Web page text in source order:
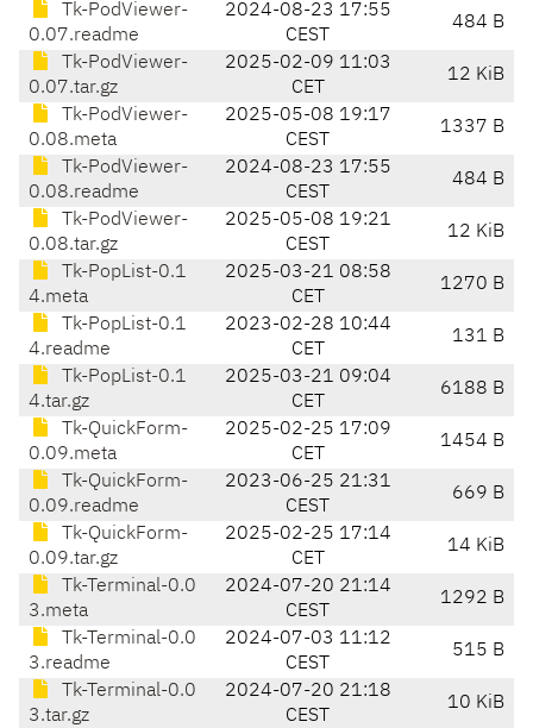
Tk-PodViewer-
0.07.readme
2024-08-23 17:55
CEST
484 B
Tk-PodViewer-
0.07.tar.gz
2025-02-09 11:03
CET
12 KiB
Tk-PodViewer-
0.08.meta
2025-05-08 19:17
CEST
1337 B
Tk-PodViewer-
0.08.readme
2024-08-23 17:55
CEST
484 B
Tk-PodViewer-
0.08.tar.gz
2025-05-08 19:21
CEST
12 KiB
Tk-PopList-0.1
4.meta
2025-03-21 08:58
CET
1270 B
Tk-PopList-0.1
4.readme
2023-02-28 10:44
CET
131 B
Tk-PopList-0.1
4.tar.gz
2025-03-21 09:04
CET
6188 B
Tk-QuickForm-
0.09.meta
2025-02-25 17:09
CET
1454 B
Tk-QuickForm-
0.09.readme
2023-06-25 21:31
CEST
669 B
Tk-QuickForm-
0.09.tar.gz
2025-02-25 17:14
CET
14 KiB
Tk-Terminal-0.0
3.meta
2024-07-20 21:14
CEST
1292 B
Tk-Terminal-0.0
3.readme
2024-07-03 11:12
CEST
515 B
Tk-Terminal-0.0
3.tar.gz
2024-07-20 21:18
CEST
10 KiB